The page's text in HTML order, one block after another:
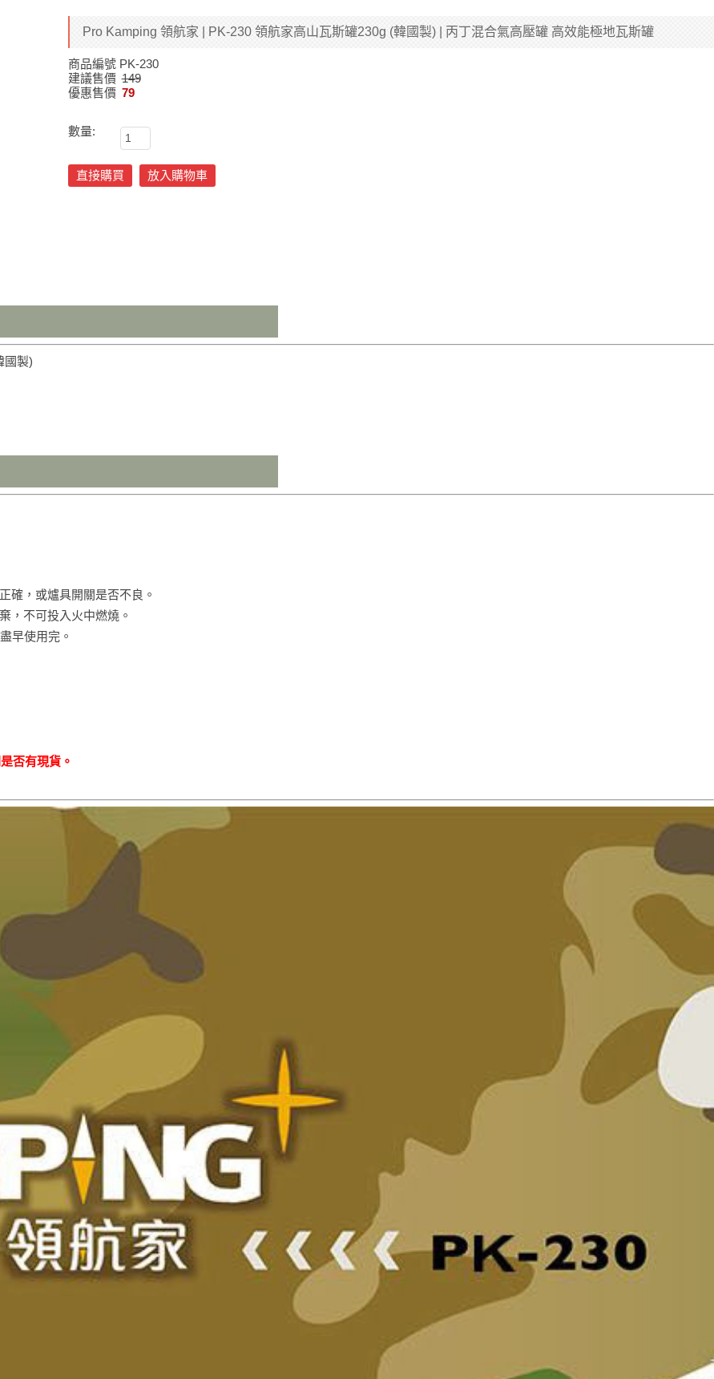
Pro Kamping 領航家 | PK-230 領航家高山瓦斯罐230g (韓國製) | 丙丁混合氣高壓罐 高效能極地瓦斯罐
商品編號 PK-230
建議售價 149
優惠售價 79
數量:
直接購買 放入購物車
國製)
確，或爐具開關是否不良。
，不可投入火中燃燒。
早使用完。
否有現貨。